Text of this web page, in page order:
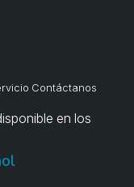
Contáctanos
en los